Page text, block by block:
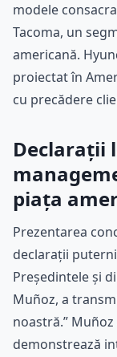
modele
Tacoma, un
americană.
proiectat în
cu precădere
Declarații
piața
Prezentarea
declarații
Președintele și
Muñoz, a
noastră.”
demonstrează